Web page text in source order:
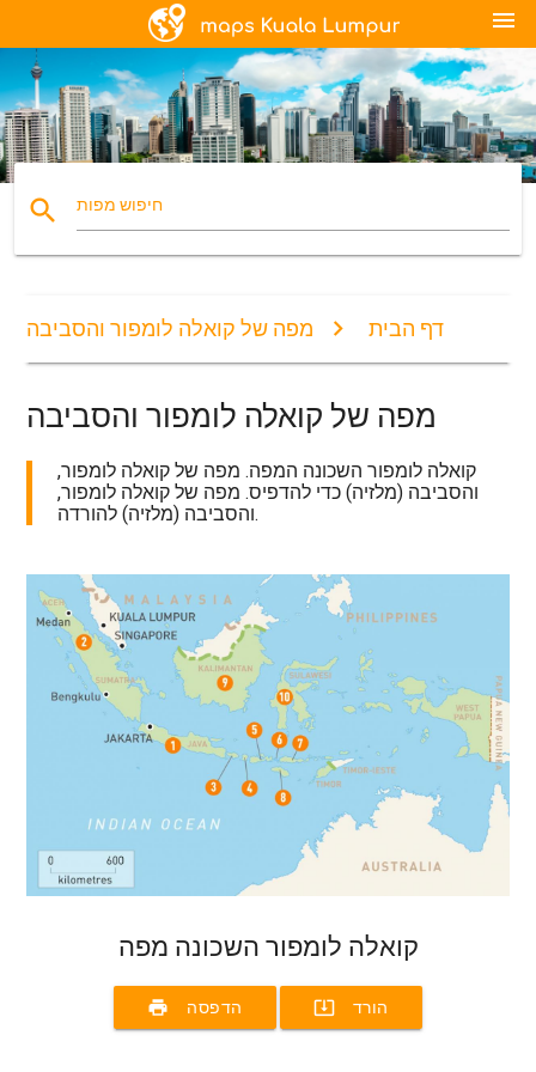
menu
search חיפוש מפות
דף הבית מפה של קואלה לומפור והסביבה
מפה של קואלה לומפור והסביבה
קואלה לומפור השכונה המפה. מפה של קואלה לומפור,
והסביבה (מלזיה) כדי להדפיס. מפה של קואלה לומפור,
והסביבה (מלזיה) להורדה.
קואלה לומפור השכונה מפה
print הדפסה system_update_alt הורד